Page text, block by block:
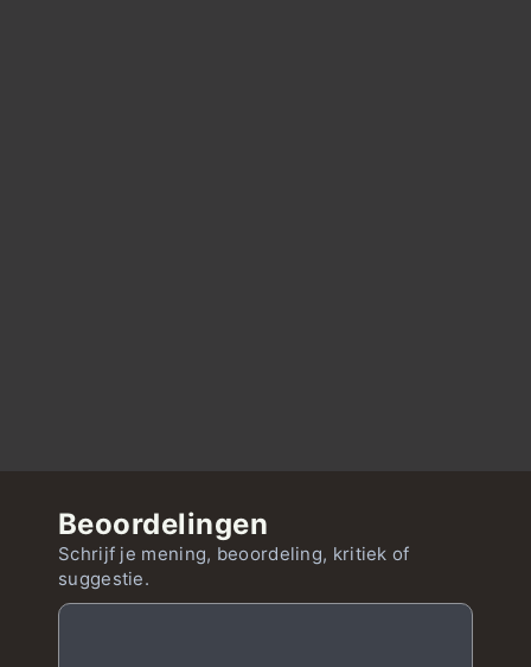
Beoordelingen
Schrijf je mening, beoordeling, kritiek of
suggestie.